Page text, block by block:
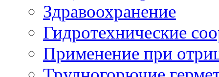
Здравоохранение
Гидротехнические
Применение при